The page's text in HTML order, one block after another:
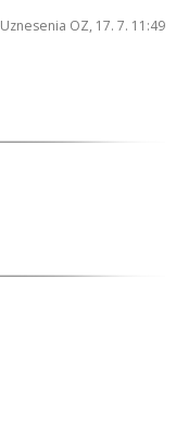
Uznesenia OZ, 17. 7. 11:49